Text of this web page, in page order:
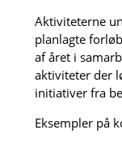
Aktiviteterne
planlagte
af året i
aktiviteter der
initiativer fra
Eksempler på